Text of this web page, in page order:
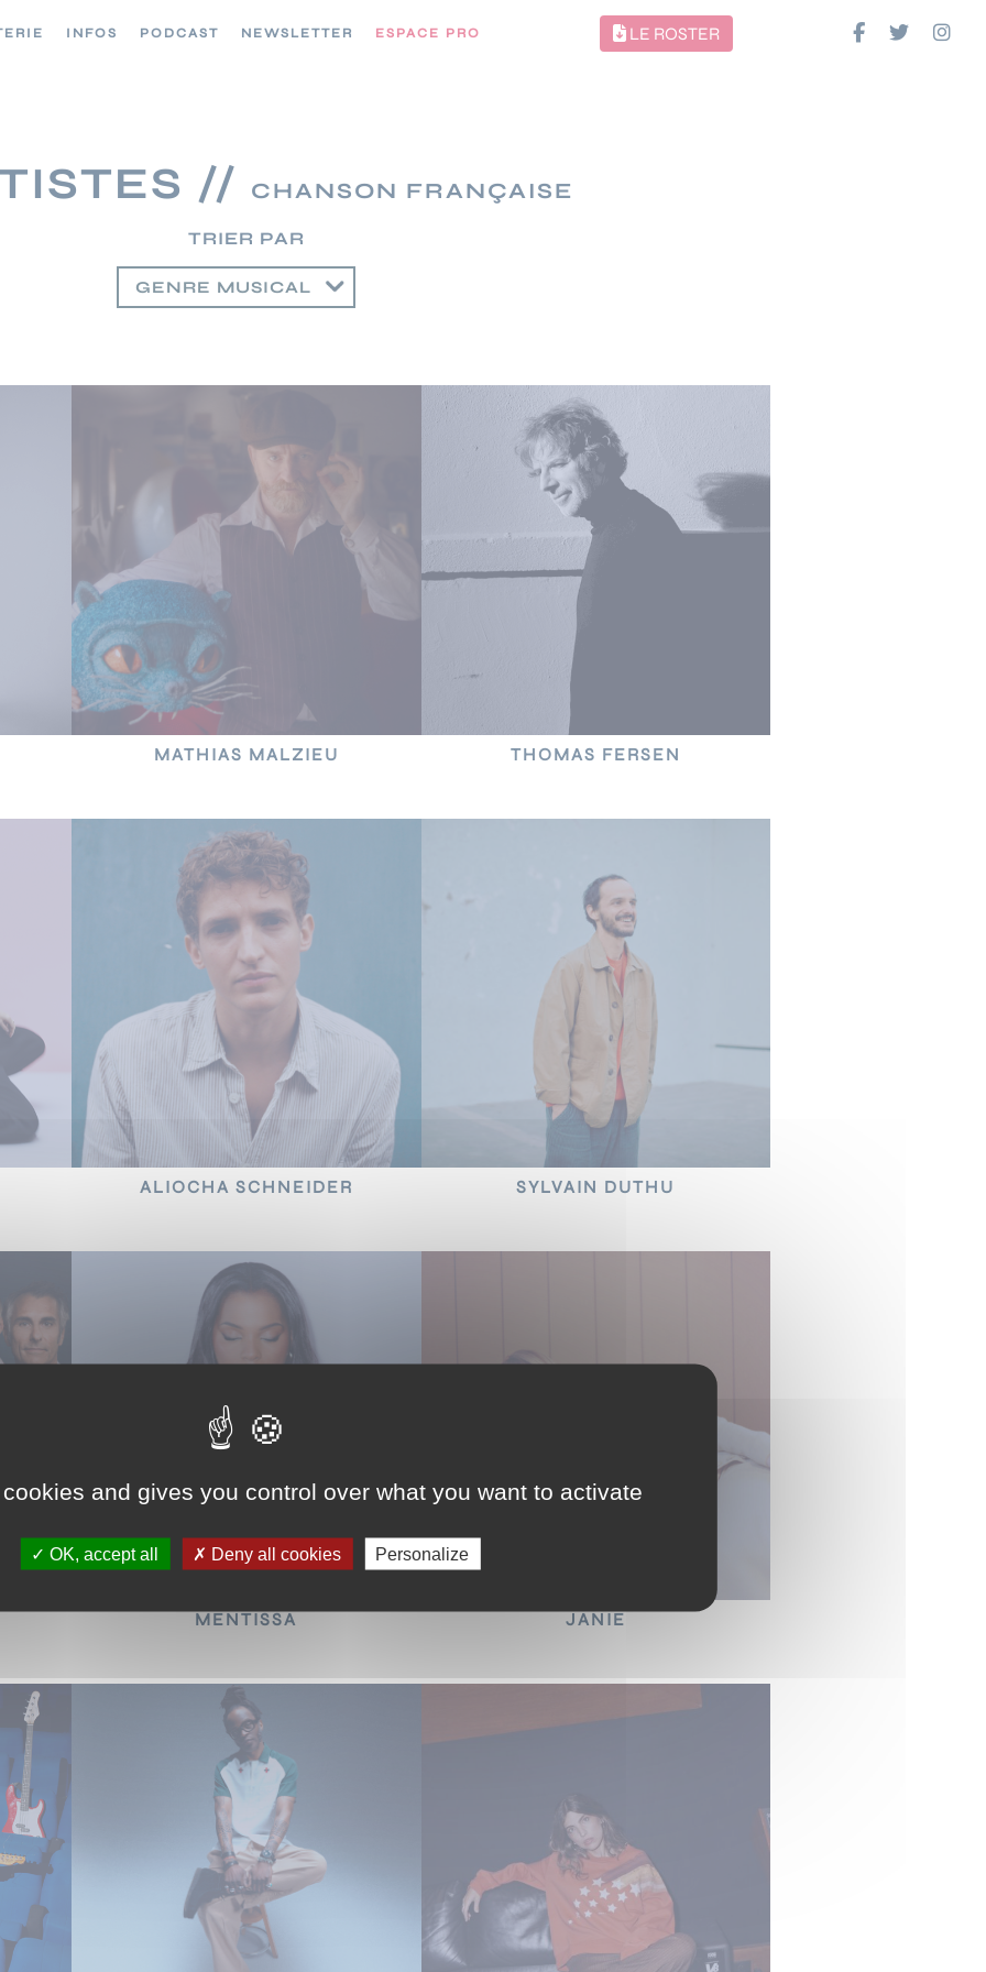
INFOS PODCAST NEWSLETTER ESPACE PRO LE ROSTER
// CHANSON FRANÇAISE
TRIER PAR
GENRE MUSICAL
MATHIAS MALZIEU THOMAS FERSEN
ALIOCHA SCHNEIDER SYLVAIN DUTHU
MENTISSA JANIE
and gives you control over what you want to activate
OK, accept all Deny all cookies Personalize